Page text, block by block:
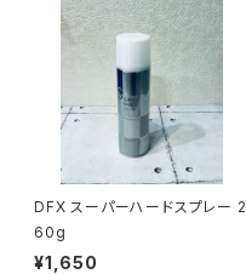
DFX スーパーハードスプレー 2
60g
¥1,650